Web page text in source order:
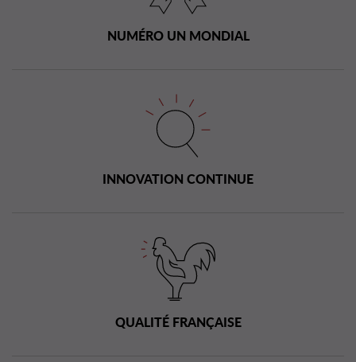
NUMÉRO UN MONDIAL
INNOVATION CONTINUE
QUALITÉ FRANÇAISE